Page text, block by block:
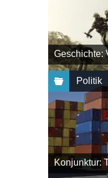
Geschichte:
Politik
Konjunktur: